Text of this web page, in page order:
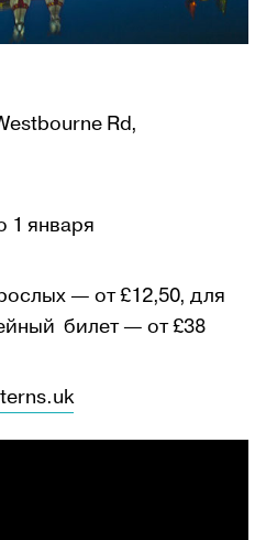
Rd,
1 января
— от £12,50, для
билет — от £38